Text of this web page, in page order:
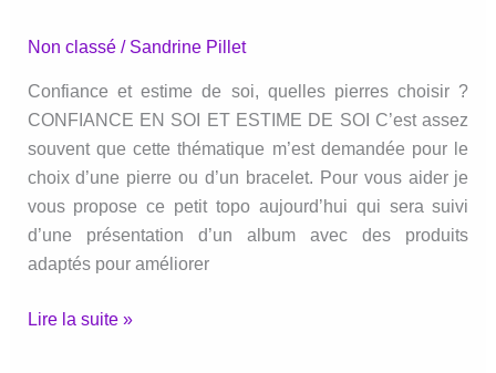
Non classé/ Sandrine Pillet
Confiance et estime de soi, quelles pierres choisir ?
CONFIANCE EN SOI ET ESTIME DE SOI C’est assez
souvent que cette thématique m’est demandée pour le
choix d’une pierre ou d’un bracelet. Pour vous aider je
vous propose ce petit topo aujourd’hui qui sera suivi
d’une présentation d’un album avec des produits
adaptés pour améliorer
Confiance
Lire la suite »